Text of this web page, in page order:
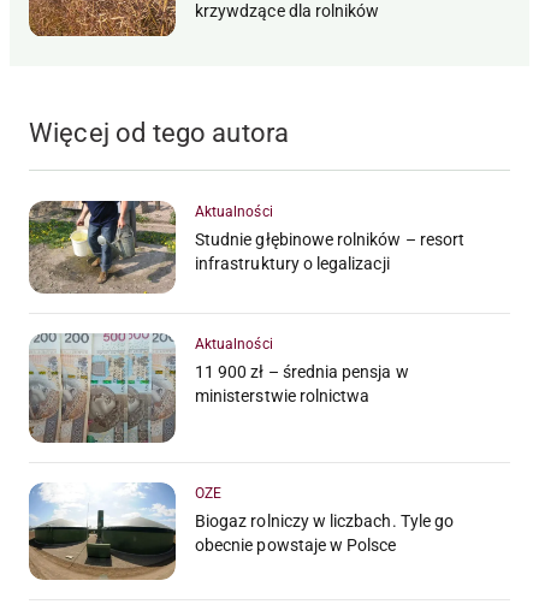
krzywdzące dla rolników
Więcej od tego autora
Aktualności
Studnie głębinowe rolników – resort
infrastruktury o legalizacji
Aktualności
11 900 zł – średnia pensja w
ministerstwie rolnictwa
OZE
Biogaz rolniczy w liczbach. Tyle go
obecnie powstaje w Polsce